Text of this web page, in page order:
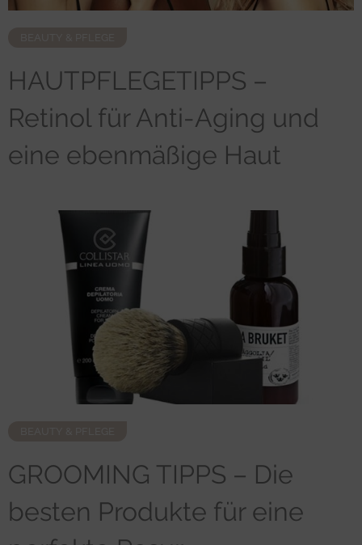
HAUTPFLEGETIPPS –
Retinol für Anti-Aging und
eine ebenmäßige Haut
GROOMING TIPPS – Die
besten Produkte für eine